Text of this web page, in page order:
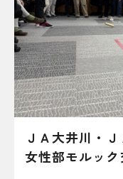
ＪＡ大井川・
女性部モルッ